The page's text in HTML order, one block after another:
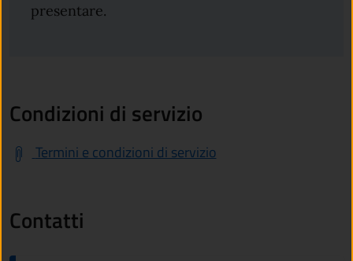
presentare.
Condizioni di servizio
Termini e condizioni di servizio
Contatti